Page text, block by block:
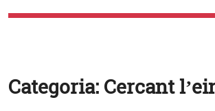
Categoria: Cercant